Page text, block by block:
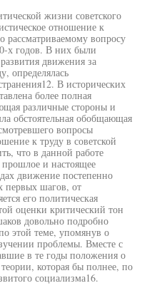
жизни советского
отношение к
рассматриваемому вопросу
х годов. В них были
движения за
определялась
В исторических
более полная
различные стороны и
обстоятельная обобщающая
вопросы
к труду в советской
что в данной работе
прошлое и настоящее
движение постепенно
первых шагов, от
его политическая
оценки критический тон
довольно подробно
этой теме, упомянув о
проблемы. Вместе с
в те годы положения о
которая бы полнее, по
социализма16.